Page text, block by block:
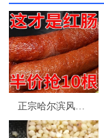
正宗哈尔滨风味红肠东北特产香肠熟食即食下酒菜